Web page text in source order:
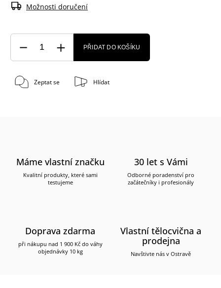
Možnosti doručení
PŘIDAT DO KOŠÍKU
Zeptat se Hlídat
Máme vlastní značku
Kvalitní produkty, které sami
testujeme
30 let s Vámi
Odborné poradenství pro
začátečníky i profesionály
Doprava zdarma
při nákupu nad 1 900 Kč do váhy
objednávky 10 kg
Vlastní tělocvična a
prodejna
Navštivte nás v Ostravě